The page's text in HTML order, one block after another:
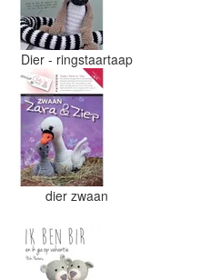
Dier - ringstaartaap
dier zwaan